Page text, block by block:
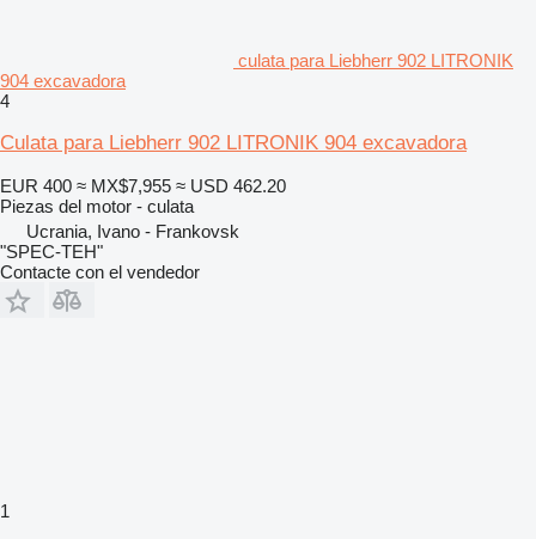
culata para Liebherr 902 LITRONIK
904 excavadora
4
Culata para Liebherr 902 LITRONIK 904 excavadora
EUR 400 ≈ MX$7,955 ≈ USD 462.20
Piezas del motor - culata
Ucrania, Ivano - Frankovsk
"SPEC-TEH"
Contacte con el vendedor
1